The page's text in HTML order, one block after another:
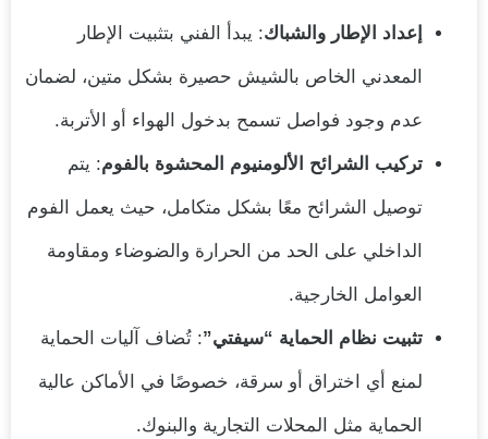
إعداد الإطار والشباك: يبدأ الفني بتثبيت الإطار
المعدني الخاص بالشيش حصيرة بشكل متين، لضمان
عدم وجود فواصل تسمح بدخول الهواء أو الأتربة.
تركيب الشرائح الألومنيوم المحشوة بالفوم: يتم
توصيل الشرائح معًا بشكل متكامل، حيث يعمل الفوم
الداخلي على الحد من الحرارة والضوضاء ومقاومة
العوامل الخارجية.
تثبيت نظام الحماية “سيفتي”: تُضاف آليات الحماية
لمنع أي اختراق أو سرقة، خصوصًا في الأماكن عالية
الحماية مثل المحلات التجارية والبنوك.